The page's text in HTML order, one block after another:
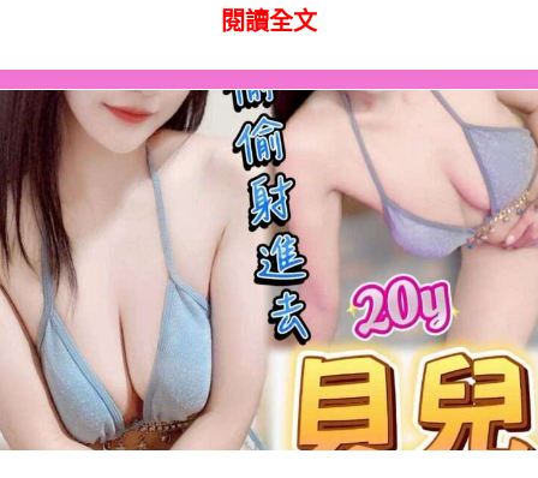
閱讀全文